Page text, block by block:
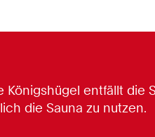
Königshügel entfällt
die Sauna zu nutzen.